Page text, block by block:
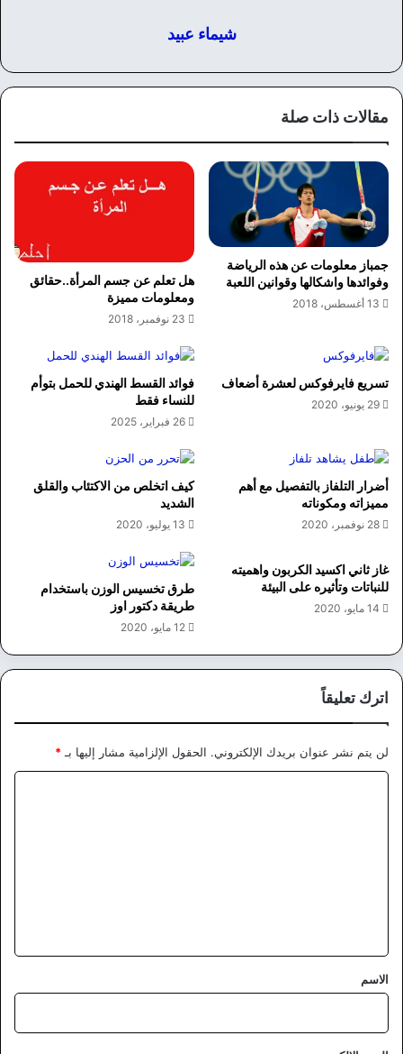
شيماء عبيد
مقالات ذات صلة
جمباز معلومات عن هذه الرياضة
وفوائدها واشكالها وقوانين اللعبة
13 أغسطس، 2018
هل تعلم عن جسم المرأة..حقائق
ومعلومات مميزة
23 نوفمبر، 2018
تسريع فايرفوكس لعشرة أضعاف
29 يونيو، 2020
فوائد القسط الهندي للحمل بتوأم
للنساء فقط
26 فبراير، 2025
أضرار التلفاز بالتفصيل مع أهم
مميزاته ومكوناته
28 نوفمبر، 2020
كيف اتخلص من الاكتئاب والقلق
الشديد
13 يوليو، 2020
غاز ثاني اكسيد الكربون واهميته
للنباتات وتأثيره على البيئة
14 مايو، 2020
طرق تخسيس الوزن باستخدام
طريقة دكتور اوز
12 مايو، 2020
اترك تعليقاً
لن يتم نشر عنوان بريدك الإلكتروني. الحقول الإلزامية مشار إليها بـ*
*
الاسم